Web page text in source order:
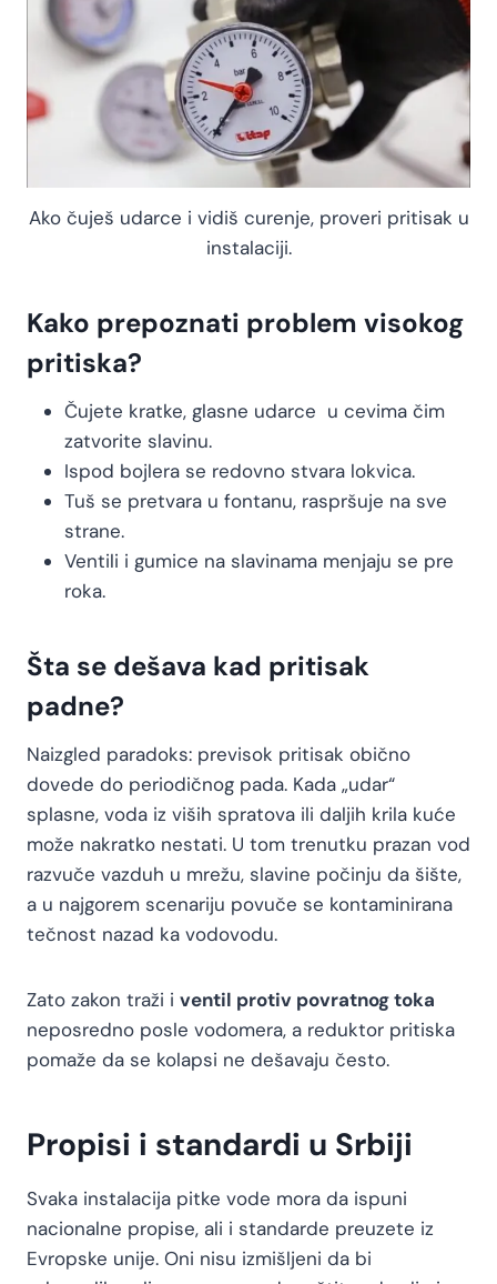
Ako čuješ udarce i vidiš curenje, proveri pritisak u
instalaciji.
Kako prepoznati problem visokog
pritiska?
Čujete kratke, glasne udarce u cevima čim
zatvorite slavinu.
Ispod bojlera se redovno stvara lokvica.
Tuš se pretvara u fontanu, raspršuje na sve
strane.
Ventili i gumice na slavinama menjaju se pre
roka.
Šta se dešava kad pritisak
padne?
Naizgled paradoks: previsok pritisak obično
dovede do periodičnog pada. Kada „udar“
splasne, voda iz viših spratova ili daljih krila kuće
može nakratko nestati. U tom trenutku prazan vod
razvuče vazduh u mrežu, slavine počinju da šište,
a u najgorem scenariju povuče se kontaminirana
tečnost nazad ka vodovodu.
Zato zakon traži i ventil protiv povratnog toka
neposredno posle vodomera, a reduktor pritiska
pomaže da se kolapsi ne dešavaju često.
Propisi i standardi u Srbiji
Svaka instalacija pitke vode mora da ispuni
nacionalne propise, ali i standarde preuzete iz
Evropske unije. Oni nisu izmišljeni da bi